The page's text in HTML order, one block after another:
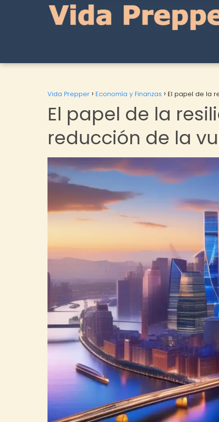
Vida Prepper Economía y Finanzas El papel de la
El papel de la
reducción de la